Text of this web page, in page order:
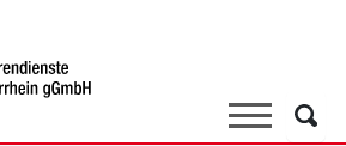
SucheSuche